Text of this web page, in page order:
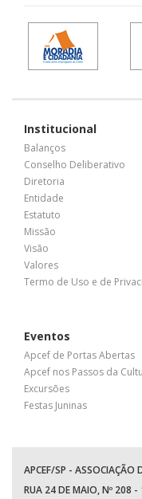
Institucional
Balanços
Conselho Deliberativo
Diretoria
Entidade
Estatuto
Missão
Visão
Valores
Termo de Uso e de
Eventos
Apcef de Portas Abertas
Apcef nos Passos da
Excursões
Festas Juninas
APCEF/SP - ASSOCIAÇÃO
RUA 24 DE MAIO, Nº 208 -